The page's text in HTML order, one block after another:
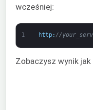
wcześniej:
1 http: //
Zobaczysz wynik jak